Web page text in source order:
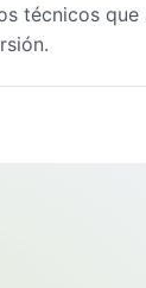
técnicos que